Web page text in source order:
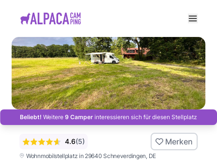
Beliebt! Weitere 9 Camper interessieren sich für diesen Stellplatz
Wohnmobilstellplatz in 29640 Schneverdingen, DE
4.6(5) Merken